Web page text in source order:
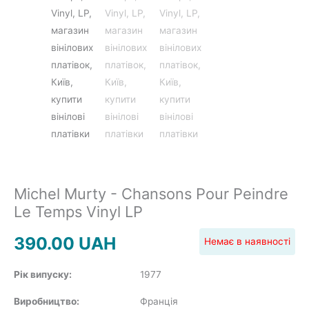
Michel Murty - Chansons Pour Peindre
Le Temps Vinyl LP
390.00 UAH Немає в наявності
Рік випуску: 1977
Виробництво: Франція
REGGAE
ROCK
COMPILATION